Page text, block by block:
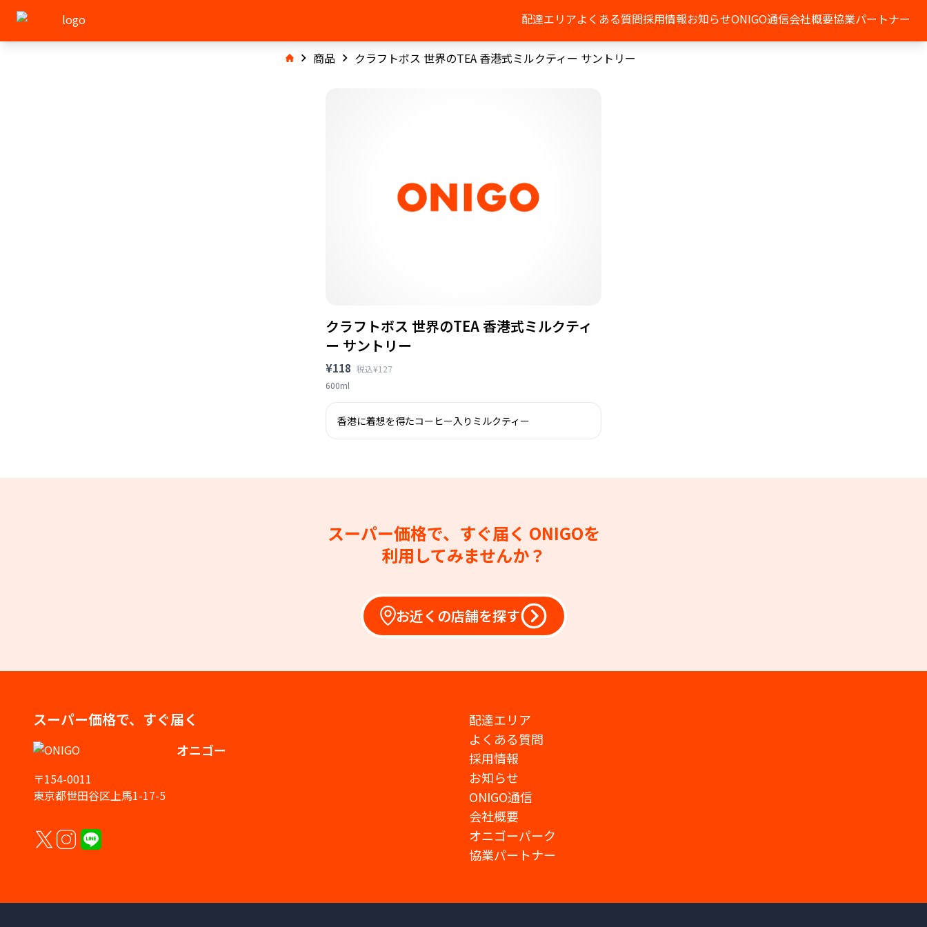
配達エリアよくある質問採用情報お知らせONIGO通信会社概要協業パートナー
商品 クラフトボス 世界のTEA 香港式ミルクティー サントリー
クラフトボス 世界のTEA 香港式ミルクティ
ー サントリー
¥118 税込¥127
600ml
香港に着想を得たコーヒー入りミルクティー
スーパー価格で、すぐ届く ONIGOを
利用してみませんか？
お近くの店舗を探す
スーパー価格で、すぐ届く
オニゴー
〒154-0011
東京都世田谷区上馬1-17-5
配達エリア
よくある質問
採用情報
お知らせ
ONIGO通信
会社概要
オニゴーパーク
協業パートナー